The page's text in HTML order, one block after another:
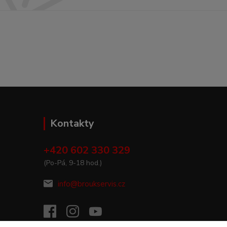
Kontakty
+420 602 330 329
(Po-Pá, 9-18 hod.)
info@broukservis.cz